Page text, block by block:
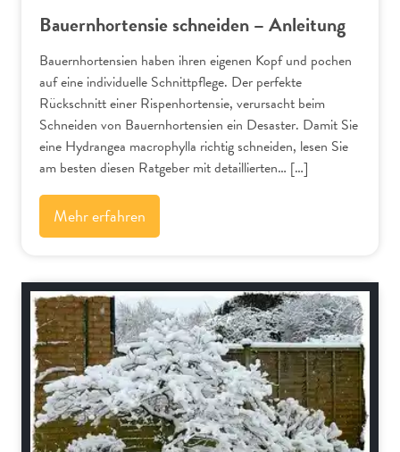
Bauernhortensie schneiden – Anleitung
Bauernhortensien haben ihren eigenen Kopf und pochen
auf eine individuelle Schnittpflege. Der perfekte
Rückschnitt einer Rispenhortensie, verursacht beim
Schneiden von Bauernhortensien ein Desaster. Damit Sie
eine Hydrangea macrophylla richtig schneiden, lesen Sie
am besten diesen Ratgeber mit detaillierten… […]
Mehr erfahren
Bäume und Sträucher